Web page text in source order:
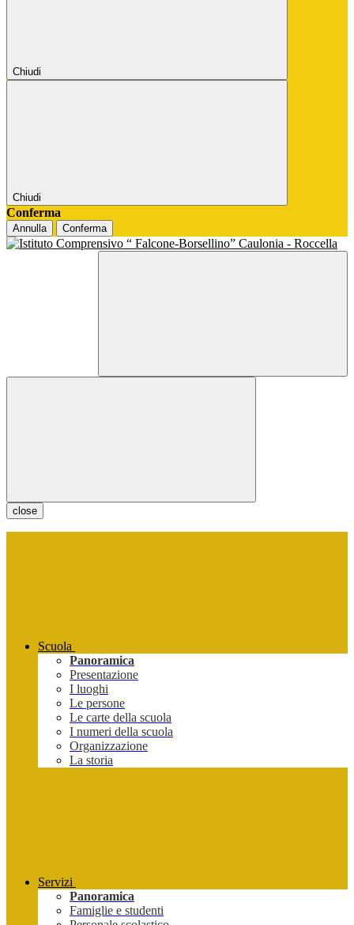
Chiudi
Chiudi
Conferma
Annulla Conferma
close
Scuola
Panoramica
Presentazione
I luoghi
Le persone
Le carte della scuola
I numeri della scuola
Organizzazione
La storia
Servizi
Panoramica
Famiglie e studenti